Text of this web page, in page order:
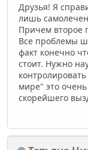
Друзья! Я
лишь
Причем второе
Все проблемы
факт конечно
стоит. Нужно
мире" это
скорейшего